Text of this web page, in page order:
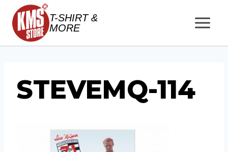
Salta
contenuto
T-SHIRT &
MORE
STEVEMQ-114